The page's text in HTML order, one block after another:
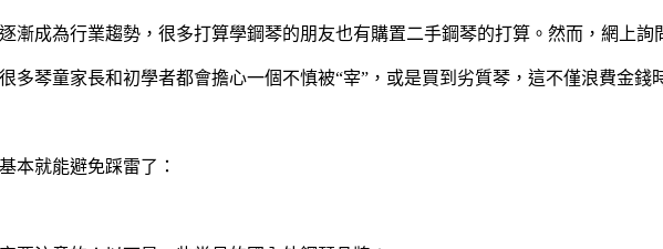
漸成為行業趨勢，很多打算學鋼琴的朋友也有購置二手鋼琴的打算。然而，網上
多琴童家長和初學者都會擔心一個不慎被“宰”，或是買到劣質琴，這不僅浪費金
本就能避免踩雷了：